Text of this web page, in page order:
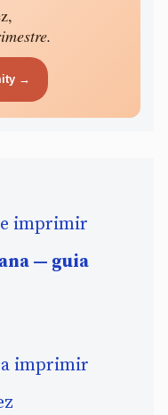
→
e imprimir
— guia
imprimir